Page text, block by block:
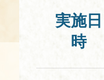
実施日
時